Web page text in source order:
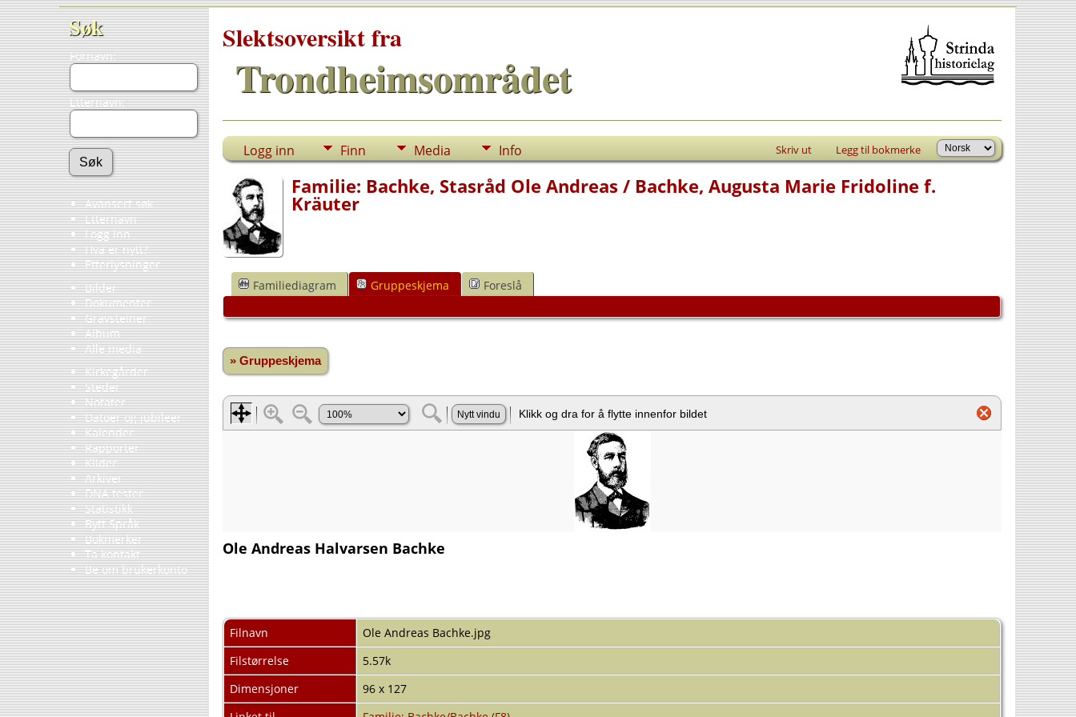
Søk
Fornavn:
Etternavn:
Avansert søk
Etternavn
Logg inn
Hva er nytt?
Etterlysninger
Bilder
Dokumenter
Gravsteiner
Album
Alle media
Kirkegårder
Steder
Notater
Datoer og jubileer
Kalender
Rapporter
Kilder
Arkiver
DNA tester
Statistikk
Bytt Språk
Bokmerker
Ta kontakt
Be om brukerkonto
Slektsoversikt fra
Trondheimsområdet
Logg inn Finn Media Info Skriv ut Legg til bokmerke
Familie: Bachke, Stasråd Ole Andreas / Bachke, Augusta Marie Fridoline f.
Kräuter
Familiediagram Gruppeskjema Foreslå
» Gruppeskjema
Ole Andreas Halvarsen Bachke
Filnavn
Ole Andreas Bachke.jpg
Filstørrelse
5.57k
Dimensjoner
96 x 127